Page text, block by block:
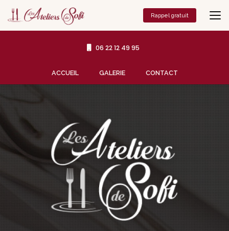
contenu
principal
06 22 12 49 95
ACCUEIL GALERIE CONTACT
Rappel gratuit